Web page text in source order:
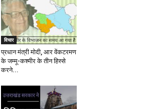
विचार
प्रधान मंत्री मोदी, आर वेंकटरमण
के जम्मू-कश्मीर के तीन हिस्से
करने...